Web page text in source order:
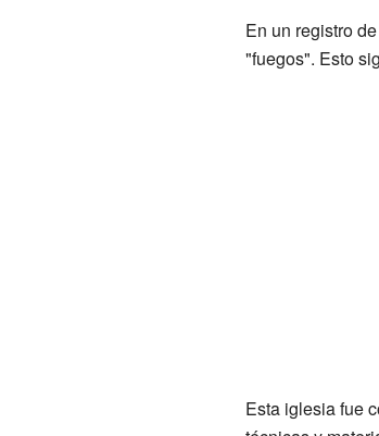
En un registro
"fuegos". Esto
Esta iglesia fue